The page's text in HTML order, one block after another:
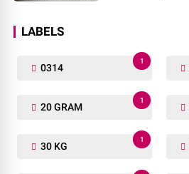
LABELS
0314
1
20 GRAM
1
30 KG
1